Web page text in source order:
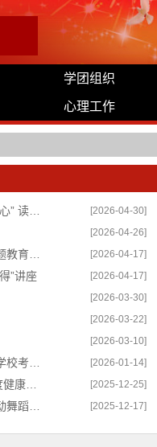
学团组织
心理工作
[2026-04-30]
[2026-04-26]
[2026-04-17]
”讲座 [2026-04-17]
[2026-03-30]
[2026-03-22]
[2026-03-10]
[2026-01-14]
[2025-12-25]
[2025-12-17]